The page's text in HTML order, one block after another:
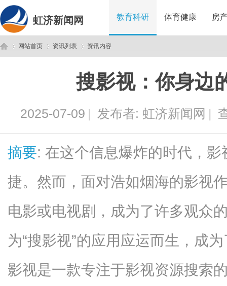
虹济新闻网 教育科研 体育健康 房
网站首页 资讯列表
›
资讯内容
搜影视：你身边
2025-07-09 | 发布者: 虹济新闻网 |
摘要: 在这个信息爆炸的时代，
捷。然而，面对浩如烟海的影视
电影或电视剧，成为了许多观众
为“搜影视”的应用应运而生，成
影视是一款专注于影视资源搜索